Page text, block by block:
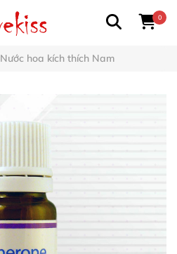
0
Nước hoa kích thích Nam